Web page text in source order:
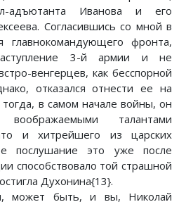
адъютанта Иванова и его
Согласившись со мной в
главнокомандующего фронта,
3-й армии и не
венгерцев, как бесспорной
отказался отнести ее на
в самом начале войны, он
талантами
и хитрейшего из царских
послушание это уже после
способствовало той страшной
Духонина{13}.
может быть, и вы, Николай